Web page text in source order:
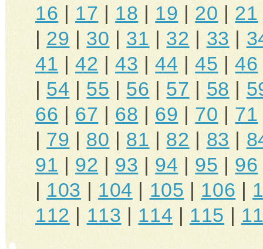
16 |17| 18 | 19| 20 | 21
| 29| 30 |31 | 32 |33|
41 |42 |43 |44 |45 |46
| 54 | 55 |56 |57| 58 |
66|67 | 68 | 69 | 70| 71
| 79| 80 |81| 82 | 83 |
91 | 92 | 93 | 94| 95| 96
| 103 | 104 | 105 | 106 |
112| 113 | 114| 115|